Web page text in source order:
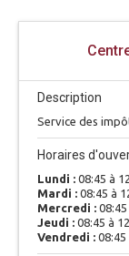
Description
Service des
Horaires
Lundi : 08:45 à
Mardi : 08:45 à
Mercredi :
Jeudi : 08:45 à
Vendredi : 08:45